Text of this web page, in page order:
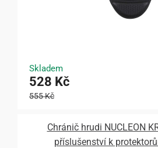
Skladem
528 Kč
555 Kč
Chránič hrudi NUCLEON
příslušenství k